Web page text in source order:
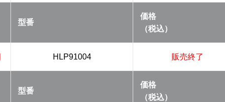
型番
価格
（税込）
HLP91004 販売終了
型番
価格
（税込）